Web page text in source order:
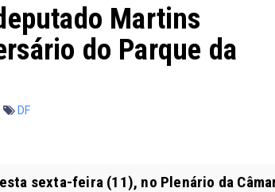
Martins
do Parque da
DF
sexta-feira (11), no Plenário da